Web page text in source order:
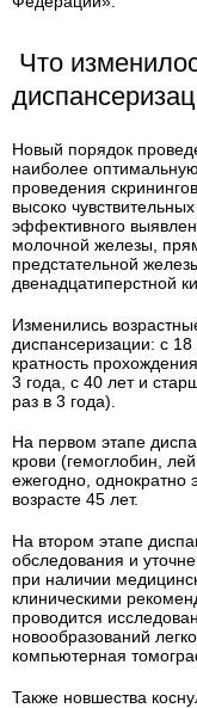
Что
Новый порядок
наиболее
проведения
высоко
эффективного
молочной железы,
предстательной
двенадцатиперстной
Изменились
диспансеризации: с
кратность
3 года, с 40 лет и
раз в 3 года).
На первом этапе
крови (гемоглобин,
ежегодно, однократно
возрасте 45 лет.
На втором этапе
обследования и
при наличии
клиническими
проводится
новообразований
компьютерная
Также новшества